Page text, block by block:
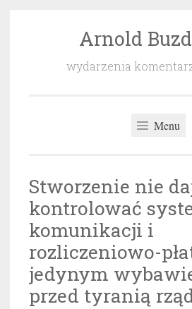
Arnold
wydarzenia
Menu
Stworzenie nie
kontrolować
komunikacji i
rozliczeniowo-
jedynym
przed tyranią